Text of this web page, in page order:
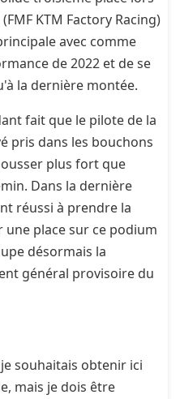
(FMF KTM Factory Racing)
avec comme
de 2022 et de se
la dernière montée.
fait que le pilote de la
pris dans les bouchons
plus fort que
Dans la dernière
réussi à prendre la
place sur ce podium
désormais la
général provisoire du
souhaitais obtenir ici
mais je dois être